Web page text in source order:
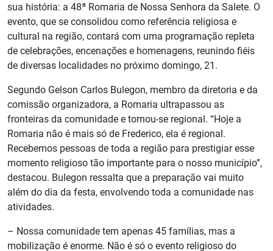
sua história: a 48ª Romaria de Nossa Senhora da Salete. O
evento, que se consolidou como referência religiosa e
cultural na região, contará com uma programação repleta
de celebrações, encenações e homenagens, reunindo fiéis
de diversas localidades no próximo domingo, 21.
Segundo Gelson Carlos Bulegon, membro da diretoria e da
comissão organizadora, a Romaria ultrapassou as
fronteiras da comunidade e tornou-se regional. “Hoje a
Romaria não é mais só de Frederico, ela é regional.
Recebemos pessoas de toda a região para prestigiar esse
momento religioso tão importante para o nosso município”,
destacou. Bulegon ressalta que a preparação vai muito
além do dia da festa, envolvendo toda a comunidade nas
atividades.
– Nossa comunidade tem apenas 45 famílias, mas a
mobilização é enorme. Não é só o evento religioso do